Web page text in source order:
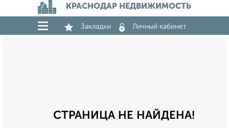
КРАСНОДАР НЕДВИЖИМОСТЬ
Закладки Личный кабинет
СТРАНИЦА НЕ НАЙДЕНА!